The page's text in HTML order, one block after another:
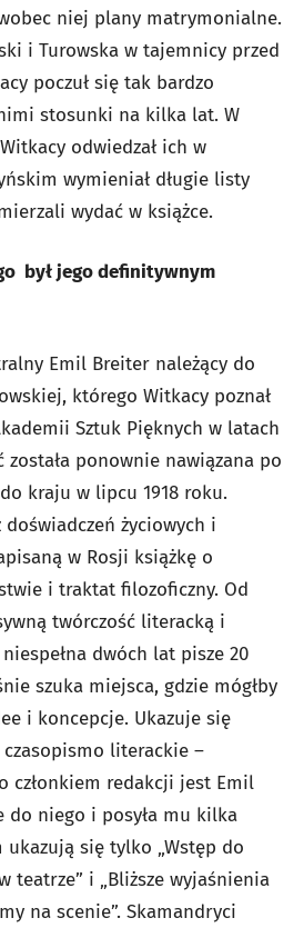
niej plany matrymonialne.
i Turowska w tajemnicy przed
poczuł się tak bardzo
stosunki na kilka lat. W
odwiedzał ich w
wymieniał długie listy
wydać w książce.
był jego definitywnym
Emil Breiter należący do
którego Witkacy poznał
Sztuk Pięknych w latach
została ponownie nawiązana po
kraju w lipcu 1918 roku.
doświadczeń życiowych i
w Rosji książkę o
i traktat filozoficzny. Od
twórczość literacką i
dwóch lat pisze 20
szuka miejsca, gdzie mógłby
i koncepcje. Ukazuje się
literackie –
członkiem redakcji jest Emil
do niego i posyła mu kilka
się tylko „Wstęp do
teatrze” i „Bliższe wyjaśnienia
na scenie”. Skamandryci